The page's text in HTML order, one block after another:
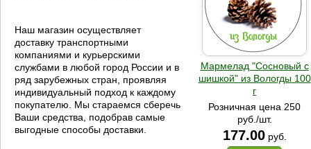
Наш магазин осуществляет
доставку транспортными
компаниями и курьерскими
службами в любой город России и в
ряд зарубежных стран, проявляя
индивидуальный подход к каждому
покупателю. Мы стараемся сберечь
Ваши средства, подобрав самые
выгодные способы доставки.
Мармелад "Сосновый с
шишкой" из Вологды 100
г
Розничная цена 250
руб./шт.
177.00 руб.